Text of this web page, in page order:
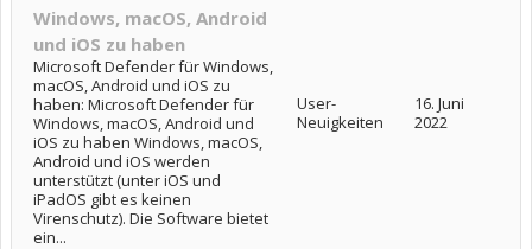
Windows, macOS, Android
und iOS zu haben
Microsoft Defender für Windows,
macOS, Android und iOS zu
haben: Microsoft Defender für
Windows, macOS, Android und
iOS zu haben Windows, macOS,
Android und iOS werden
unterstützt (unter iOS und
iPadOS gibt es keinen
Virenschutz). Die Software bietet
ein...
User-
Neuigkeiten
16. Juni
2022